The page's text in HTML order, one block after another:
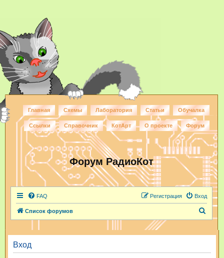
Главная Схемы Лаборатория Статьи Обучалка
Ссылки Справочник КотАрт О проекте Форум
Форум РадиоКот
FAQ Вход
Регистрация
Список форумов
и
Вход